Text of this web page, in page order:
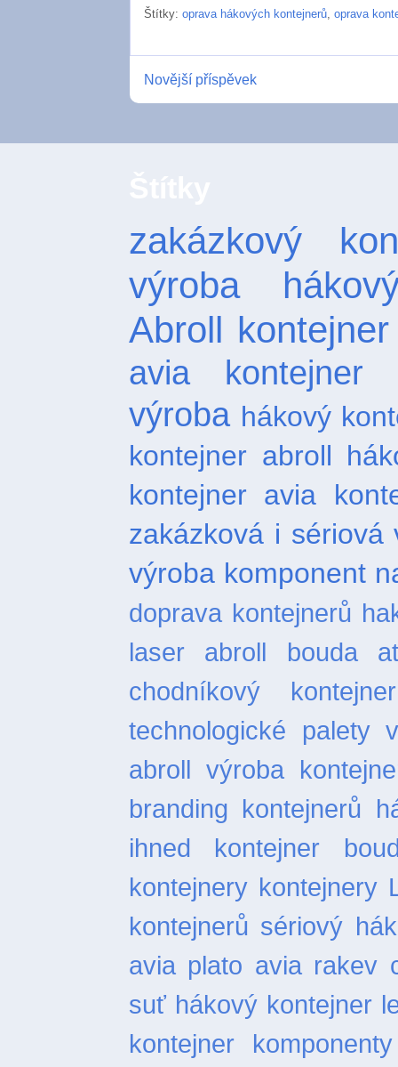
Štítky: oprava hákových kontejnerů oprava
Novější příspěvek
zakázkový
výroba
Abroll
avia kontejner
výroba hákový
kontejner abroll
kontejner avia
zakázková i sériová
výroba komponent
doprava kontejnerů
laser
abroll bouda
chodníkový
technologické palety
abroll výroba
branding kontejnerů
ihned
kontejner
kontejnery kontejnery
kontejnerů sériový
avia plato avia rakev
suť hákový kontejner
kontejner